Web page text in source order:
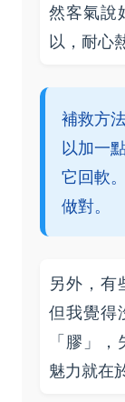
然客氣說
以，耐心
補救方
以加一
它回軟
做對。
另外，有
但我覺得
「膠」
魅力就在